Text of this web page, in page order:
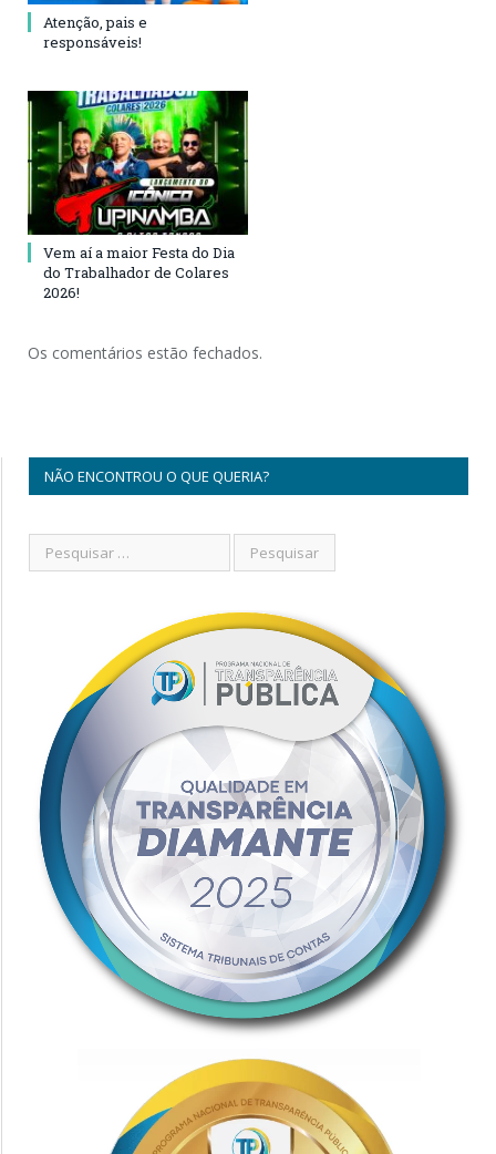
Atenção, pais e
responsáveis!
Vem aí a maior Festa do Dia
do Trabalhador de Colares
2026!
Os comentários estão fechados.
NÃO ENCONTROU O QUE QUERIA?